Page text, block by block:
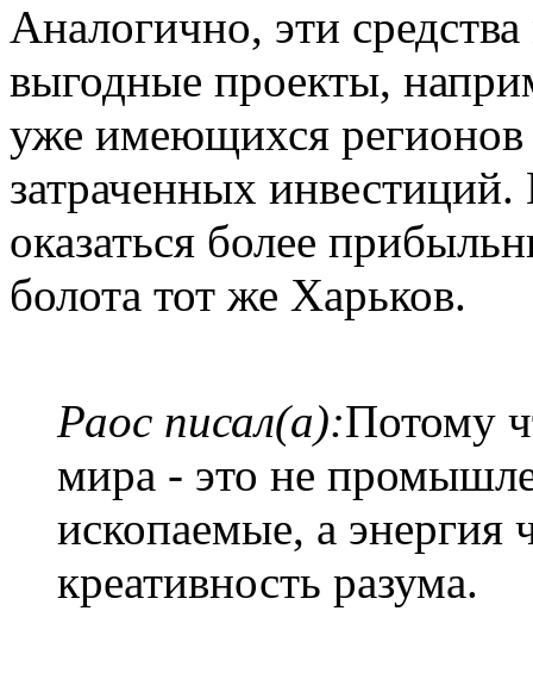
Аналогично, эти
выгодные проекты,
уже имеющихся
затраченных
оказаться более
болота тот же Харьков.
Раос писал(а):Потому
мира - это не
ископаемые, а энергия
креативность разума.